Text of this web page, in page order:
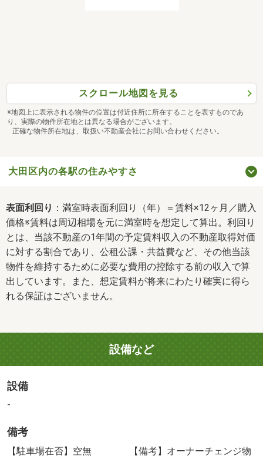
スクロール地図を見る
※地図上に表示される物件の位置は付近住所に所在することを表すものであ
り、実際の物件所在地とは異なる場合がございます。
正確な物件所在地は、取扱い不動産会社にお問い合わせください。
大田区内の各駅の住みやすさ
表面利回り ：満室時表面利回り（年）＝賃料×12ヶ月／購入
価格※賃料は周辺相場を元に満室時を想定して算出。利回り
とは、当該不動産の1年間の予定賃料収入の不動産取得対価
に対する割合であり、公租公課・共益費など、その他当該
物件を維持するために必要な費用の控除する前の収入で算
出しています。また、想定賃料が将来にわたり確実に得ら
れる保証はございません。
設備など
設備
-
備考
【駐車場在否】空無 【備考】オーナーチェンジ物